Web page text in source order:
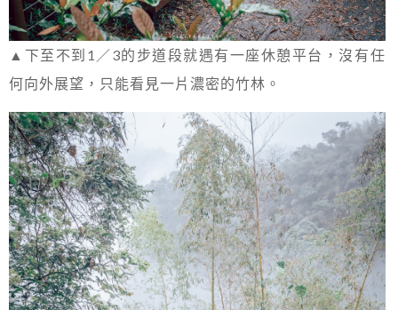
▲下至不到1／3的步道段就遇有一座休憩平台，沒有任
何向外展望，只能看見一片濃密的竹林。